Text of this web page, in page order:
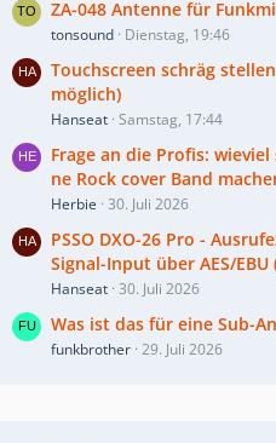
ZA-048 Antenne für
tonsound Dienstag, 19:46
Touchscreen schräg
möglich)
Hanseat Samstag, 17:44
Frage an die Profis:
ne Rock cover Band
Herbie 30. Juli 2026
PSSO DXO-26 Pro -
Signal-Input über AES/
Hanseat 30. Juli 2026
Was ist das für eine Sub-
funkbrother 29. Juli 2026